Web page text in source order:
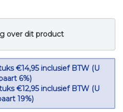
over dit product
€14,95 inclusief BTW (U
6%)
€12,95 inclusief BTW (U
19%)